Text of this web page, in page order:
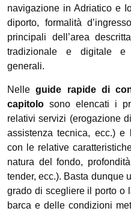
navigazione in Adriatico e
diporto, formalità
principali dell’area
tradizionale e digitale e
generali.
Nelleguide rapide di
capitolo sono elencati i
relativi servizi (erogazione
assistenza tecnica, ecc.) e
con le relative
natura del fondo,
tender, ecc.). Basta dunque
grado di scegliere il porto o
barca e delle condizioni